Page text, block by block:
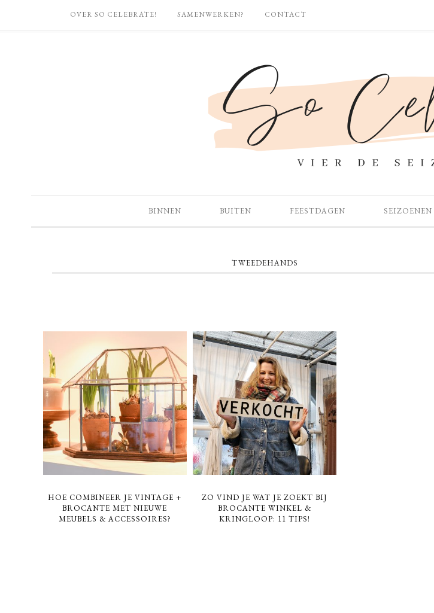
OVER SO CELEBRATE! SAMENWERKEN? CONTACT
BINNEN BUITEN FEESTDAGEN SEIZOENEN
TWEEDEHANDS
HOE COMBINEER JE VINTAGE +
BROCANTE MET NIEUWE
MEUBELS & ACCESSOIRES?
ZO VIND JE WAT JE ZOEKT BIJ
BROCANTE WINKEL &
KRINGLOOP: 11 TIPS!